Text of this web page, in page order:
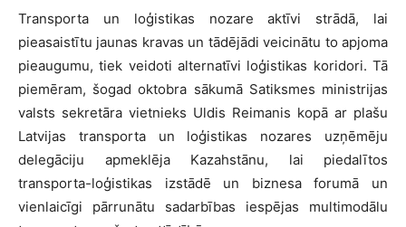
Transporta un loģistikas nozare aktīvi strādā, lai
pieasaistītu jaunas kravas un tādējādi veicinātu to apjoma
pieaugumu, tiek veidoti alternatīvi loģistikas koridori. Tā
piemēram, šogad oktobra sākumā Satiksmes ministrijas
valsts sekretāra vietnieks Uldis Reimanis kopā ar plašu
Latvijas transporta un loģistikas nozares uzņēmēju
delegāciju apmeklēja Kazahstānu, lai piedalītos
transporta-loģistikas izstādē un biznesa forumā un
vienlaicīgi pārrunātu sadarbības iespējas multimodālu